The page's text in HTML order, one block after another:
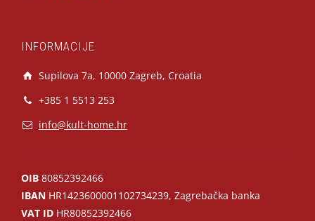
INFORMACIJE
Supilova 7a, 10000 Zagreb, Croatia
+385 1 5513 253
info@kult-home.hr
OIB 80852392466
IBAN HR1423600001102734239, Zagrebačka banka
VAT ID HR80852392466